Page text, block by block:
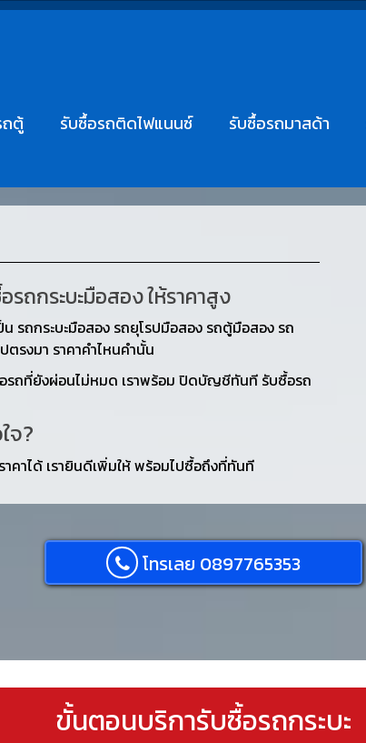
ถตู้ รับซื้อรถติดไฟแนนซ์ รับซื้อรถมาสด้า
รถกระบะมือสอง ให้ราคาสูง
น รถกระบะมือสอง รถยุโรปมือสอง รถตู้มือสอง รถ
รงมา ราคาคำไหนคำนั้น
ถที่ยังผ่อนไม่หมด เราพร้อม ปิดบัญชีทันที รับซื้อรถ
จ?
คาได้ เรายินดีเพิ่มให้ พร้อมไปซื้อถึงที่ทันที
โทรเลย 0897765353
ขั้นตอนบริการับซื้อรถกระบะ